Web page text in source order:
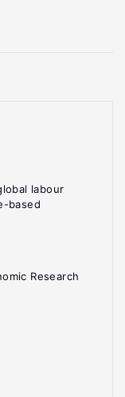
labour
based
Research